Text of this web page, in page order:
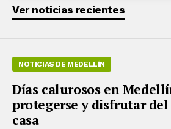
Ver noticias recientes
NOTICIAS DE MEDELLÍN
Días calurosos en
protegerse y disfrutar
casa